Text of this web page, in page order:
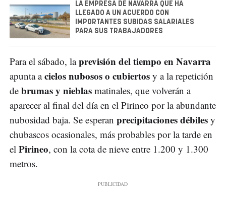
LA EMPRESA DE NAVARRA QUE HA
LLEGADO A UN ACUERDO CON
IMPORTANTES SUBIDAS SALARIALES
PARA SUS TRABAJADORES
Para el sábado, laprevisión del tiempo en Navarra
apunta acielos nubosos o cubiertos y a la repetición
de brumas y nieblas matinales, que volverán a
aparecer al final del día en el Pirineo por la abundante
nubosidad baja. Se esperan precipitaciones débiles y
chubascos ocasionales, más probables por la tarde en
el Pirineo, con la cota de nieve entre 1.200 y 1.300
metros.